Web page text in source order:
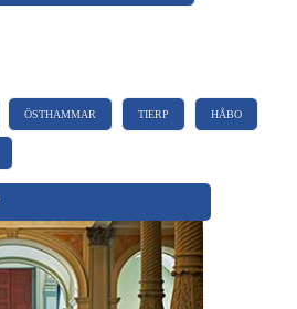
ÖSTHAMMAR TIERP HÅBO